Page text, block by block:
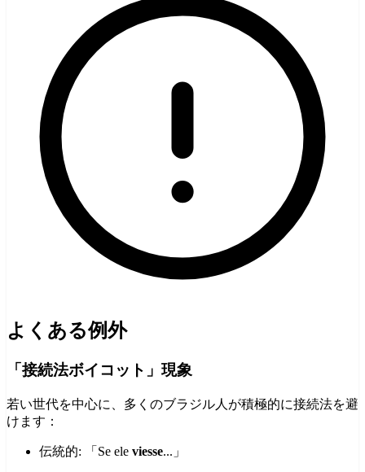
よくある例外
「接続法ボイコット」現象
若い世代を中心に、多くのブラジル人が積極的に接続法を避
けます：
伝統的: 「Se ele viesse...」